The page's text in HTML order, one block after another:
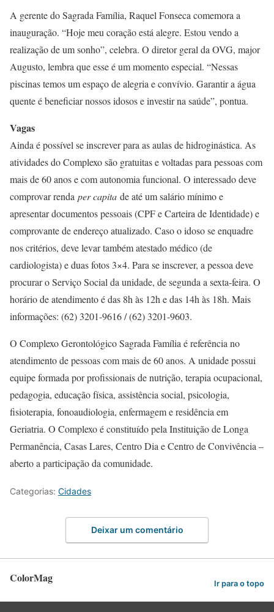
A gerente do Sagrada Família, Raquel Fonseca comemora a
inauguração. “Hoje meu coração está alegre. Estou vendo a
realização de um sonho”, celebra. O diretor geral da OVG, major
Augusto, lembra que esse é um momento especial. “Nessas
piscinas temos um espaço de alegria e convívio. Garantir a água
quente é beneficiar nossos idosos e investir na saúde”, pontua.
Vagas
Ainda é possível se inscrever para as aulas de hidroginástica. As
atividades do Complexo são gratuitas e voltadas para pessoas com
mais de 60 anos e com autonomia funcional. O interessado deve
comprovar renda per capita de até um salário mínimo e
apresentar documentos pessoais (CPF e Carteira de Identidade) e
comprovante de endereço atualizado. Caso o idoso se enquadre
nos critérios, deve levar também atestado médico (de
cardiologista) e duas fotos 3×4. Para se inscrever, a pessoa deve
procurar o Serviço Social da unidade, de segunda a sexta-feira. O
horário de atendimento é das 8h às 12h e das 14h às 18h. Mais
informações: (62) 3201-9616 / (62) 3201-9603.
O Complexo Gerontológico Sagrada Família é referência no
atendimento de pessoas com mais de 60 anos. A unidade possui
equipe formada por profissionais de nutrição, terapia ocupacional,
pedagogia, educação física, assistência social, psicologia,
fisioterapia, fonoaudiologia, enfermagem e residência em
Geriatria. O Complexo é constituído pela Instituição de Longa
Permanência, Casas Lares, Centro Dia e Centro de Convivência –
aberto a participação da comunidade.
Categorias: Cidades
Deixar um comentário
ColorMag Ir para o topo